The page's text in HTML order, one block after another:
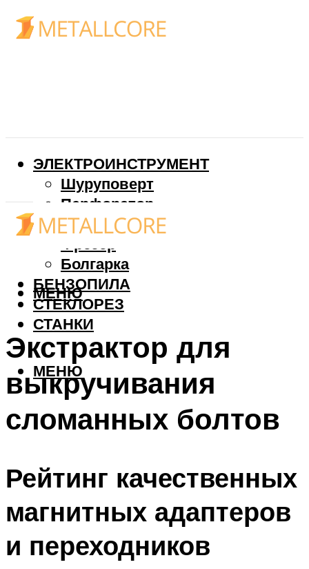
ЭЛЕКТРОИНСТРУМЕНТ
Шуруповерт
Перфоратор
Дрель
Фрезер
Болгарка
БЕНЗОПИЛА
СТЕКЛОРЕЗ
СТАНКИ
МЕНЮ
МЕНЮ
Экстрактор для
выкручивания
сломанных болтов
Рейтинг качественных
магнитных адаптеров
и переходников